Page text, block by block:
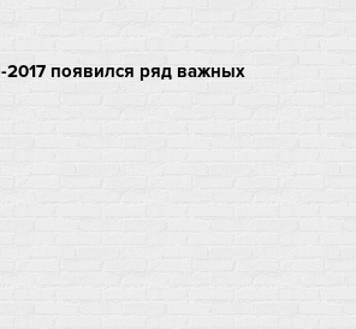
появился ряд важных